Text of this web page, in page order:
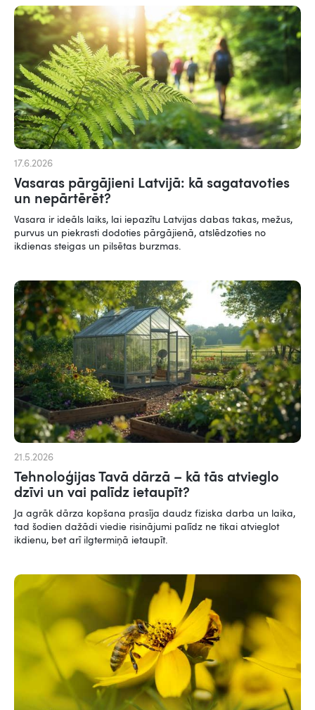
17.6.2026
Vasaras pārgājieni Latvijā: kā sagatavoties
un nepārtērēt?
Vasara ir ideāls laiks, lai iepazītu Latvijas dabas takas, mežus,
purvus un piekrasti dodoties pārgājienā, atslēdzoties no
ikdienas steigas un pilsētas burzmas.
21.5.2026
Tehnoloģijas Tavā dārzā – kā tās atvieglo
dzīvi un vai palīdz ietaupīt?
Ja agrāk dārza kopšana prasīja daudz fiziska darba un laika,
tad šodien dažādi viedie risinājumi palīdz ne tikai atvieglot
ikdienu, bet arī ilgtermiņā ietaupīt.